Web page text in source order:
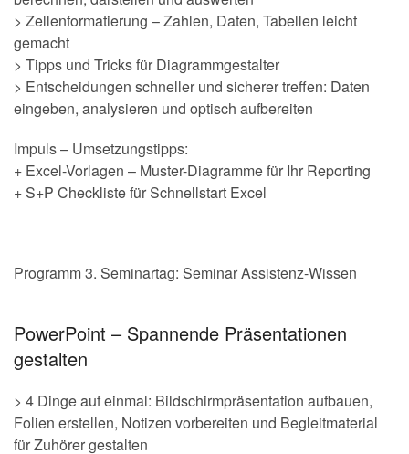
> Zellenformatierung – Zahlen, Daten, Tabellen leicht
gemacht
> Tipps und Tricks für Diagrammgestalter
> Entscheidungen schneller und sicherer treffen: Daten
eingeben, analysieren und optisch aufbereiten
Impuls – Umsetzungstipps:
+ Excel-Vorlagen – Muster-Diagramme für Ihr Reporting
+ S+P Checkliste für Schnellstart Excel
Programm 3. Seminartag: Seminar Assistenz-Wissen
PowerPoint – Spannende Präsentationen
gestalten
> 4 Dinge auf einmal: Bildschirmpräsentation aufbauen,
Folien erstellen, Notizen vorbereiten und Begleitmaterial
für Zuhörer gestalten